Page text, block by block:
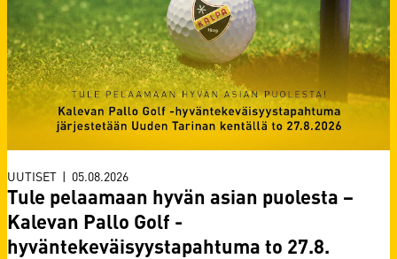
Tule pelaamaan hyvän asian puolesta –
Kalevan Pallo Golf -
hyväntekeväisyystapahtuma to 27.8.
UUTISET | 05.08.2026